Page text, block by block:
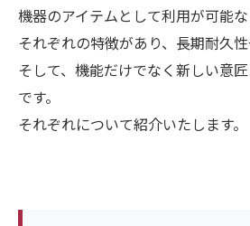
機器のアイテムとして利用が可能な
それぞれの特徴があり、長期耐久性
そして、機能だけでなく新しい意
です。
それぞれについて紹介いたします。